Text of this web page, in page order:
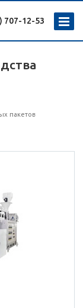
707-12-53
пакетов